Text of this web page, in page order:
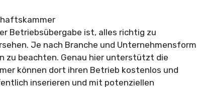
Betriebsübergabe ist, alles richtig zu
Je nach Branche und Unternehmensform
zu beachten. Genau hier unterstützt die
können dort ihren Betrieb kostenlos und
inserieren und mit potenziellen